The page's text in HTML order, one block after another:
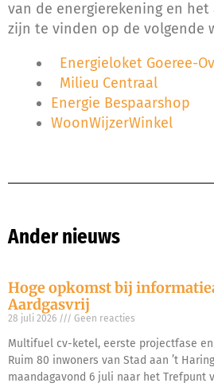
van de energierekening en het
zijn te vinden op de volgende
Energieloket Goeree-
Milieu Centraal
Energie Bespaarshop
WoonWijzerWinkel
Ander nieuws
Hoge opkomst bij
Aardgasvrij
28 juli 2026 Geen reacties
Multifuel cv-ketel, eerste projectfase
Ruim 80 inwoners van Stad aan ’t
maandagavond 6 juli naar het Trefpunt